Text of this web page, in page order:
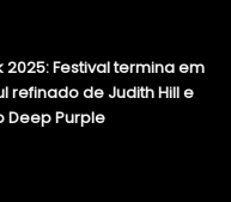
2025: Festival termina em
refinado de Judith Hill e
Deep Purple